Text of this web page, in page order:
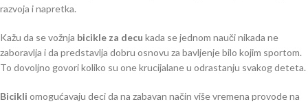
razvoja i napretka.
Kažu da se vožnja bicikle za decu kada se jednom nauči nikada ne
zaboravlja i da predstavlja dobru osnovu za bavljenje bilo kojim sportom.
To dovoljno govori koliko su one krucijalane u odrastanju svakog deteta.
Bicikli omogućavaju deci da na zabavan način više vremena provode na